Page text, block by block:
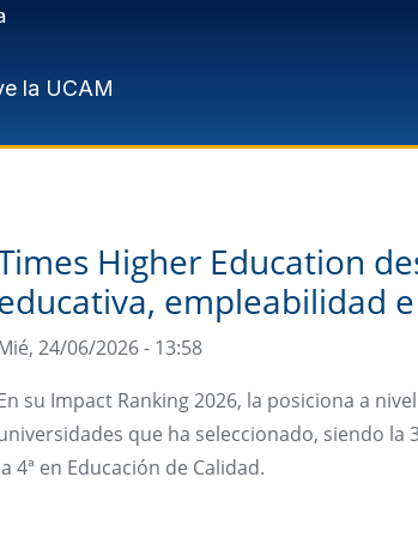
la UCAM
Higher Education
empleabilidad
24/06/2026 - 13:58
su Impact Ranking 2026, la posiciona a
que ha seleccionado, siendo la
4ª en Educación de Calidad.